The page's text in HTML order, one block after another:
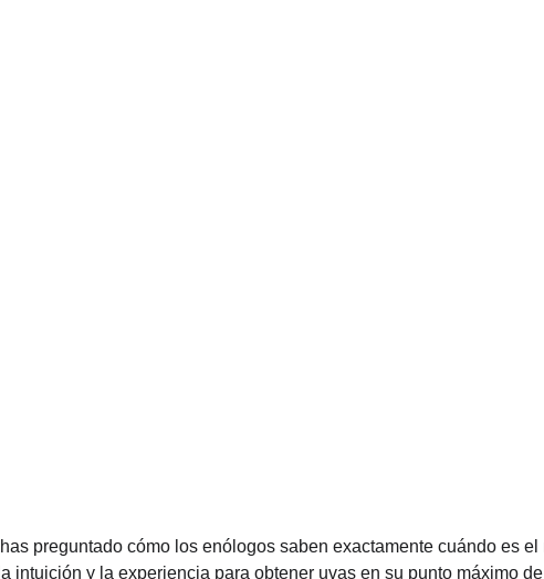
preguntado cómo los enólogos saben exactamente cuándo es
y la experiencia para obtener uvas en su punto máximo